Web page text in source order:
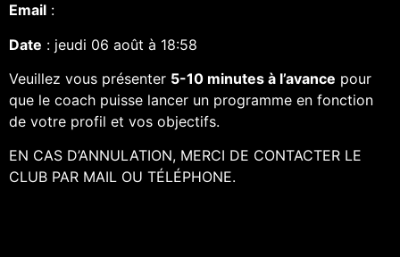
Email :
Date : jeudi 06 août à 18:58
Veuillez vous présenter 5-10 minutes à l’avance pour
que le coach puisse lancer un programme en fonction
de votre profil et vos objectifs.
EN CAS D’ANNULATION, MERCI DE CONTACTER LE
CLUB PAR MAIL OU TÉLÉPHONE.